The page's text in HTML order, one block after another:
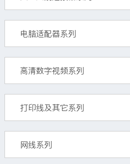
电脑适配器系列
高清数字视频系列
打印线及其它系列
网线系列